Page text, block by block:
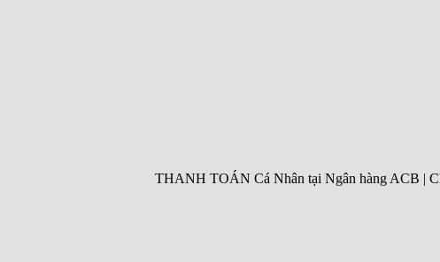
THANH TOÁN Cá Nhân tại Ngân hàng ACB |